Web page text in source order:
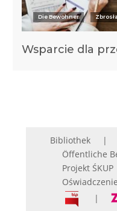
Die Bewohner
Wsparcie dla
Bibliothek
Öffentliche
Projekt ŚKUP